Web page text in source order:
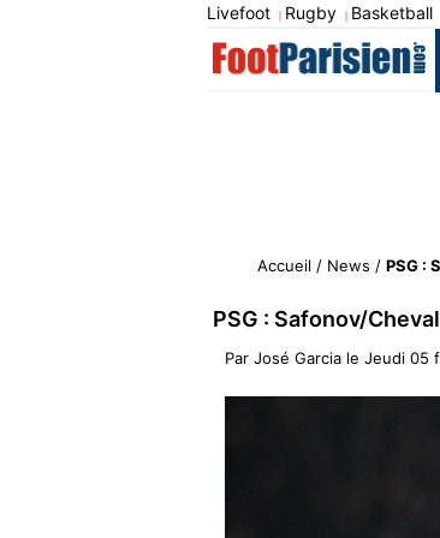
Livefoot | Rugby | Basketball
Accueil / News / PSG :
PSG : Safonov/
Par José Garcia le Jeudi 05